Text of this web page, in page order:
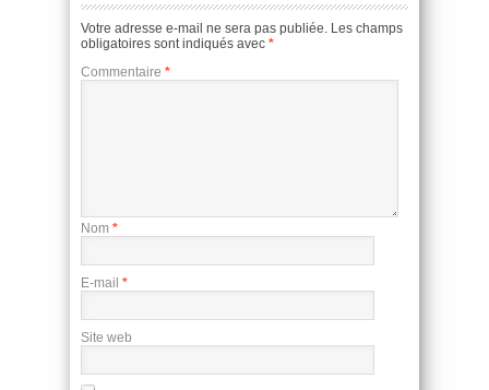
Votre adresse e-mail ne sera pas publiée. Les champs
obligatoires sont indiqués avec *
Commentaire *
Nom *
E-mail *
Site web